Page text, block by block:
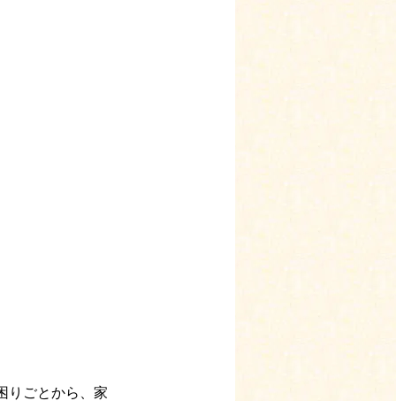
りごとから、家